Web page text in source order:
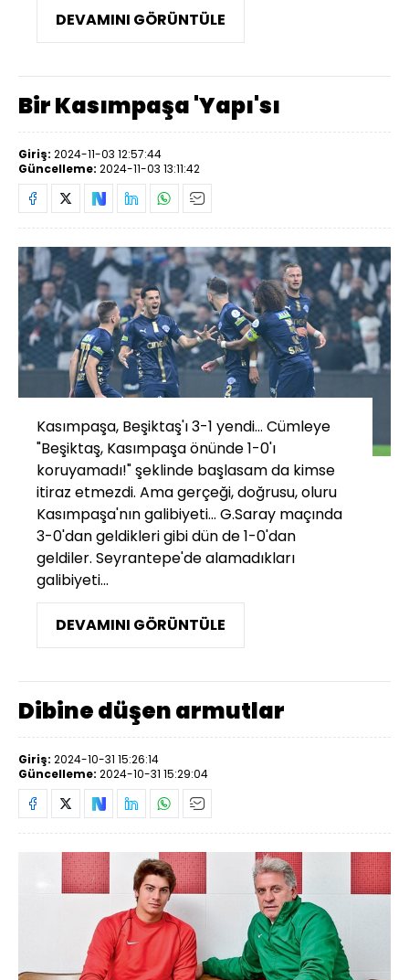
DEVAMINI GÖRÜNTÜLE
Bir Kasımpaşa 'Yapı'sı
Giriş: 2024-11-03 12:57:44
Güncelleme: 2024-11-03 13:11:42
Kasımpaşa, Beşiktaş'ı 3-1 yendi... Cümleye
"Beşiktaş, Kasımpaşa önünde 1-0'ı
koruyamadı!" şeklinde başlasam da kimse
itiraz etmezdi. Ama gerçeği, doğrusu, oluru
Kasımpaşa'nın galibiyeti... G.Saray maçında
3-0'dan geldikleri gibi dün de 1-0'dan
geldiler. Seyrantepe'de alamadıkları
galibiyeti...
DEVAMINI GÖRÜNTÜLE
Dibine düşen armutlar
Giriş: 2024-10-31 15:26:14
Güncelleme: 2024-10-31 15:29:04